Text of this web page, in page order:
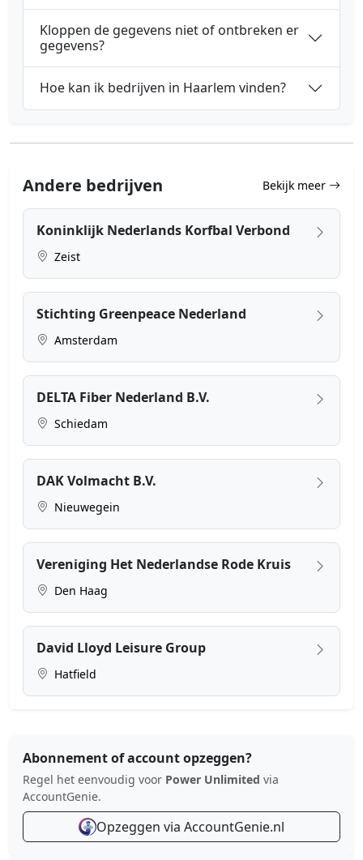
Kloppen de gegevens niet of ontbreken er
gegevens?
Hoe kan ik bedrijven in Haarlem vinden?
Andere bedrijven Bekijk meer
Koninklijk Nederlands Korfbal Verbond
Zeist
Stichting Greenpeace Nederland
Amsterdam
DELTA Fiber Nederland B.V.
Schiedam
DAK Volmacht B.V.
Nieuwegein
Vereniging Het Nederlandse Rode Kruis
Den Haag
David Lloyd Leisure Group
Hatfield
Abonnement of account opzeggen?
Regel het eenvoudig voor Power Unlimited via
AccountGenie.
Opzeggen via AccountGenie.nl